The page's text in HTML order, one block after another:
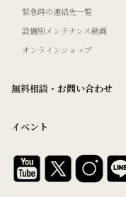
緊急時の連絡先一覧
設備別メンテナンス動画
オンラインショップ
無料相談・お問い合わせ
イベント